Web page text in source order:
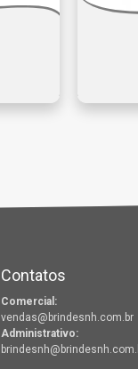
Contatos
Comercial:
vendas@brindesnh.com.br
Administrativo: